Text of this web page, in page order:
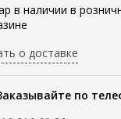
в наличии в
о доставке
по